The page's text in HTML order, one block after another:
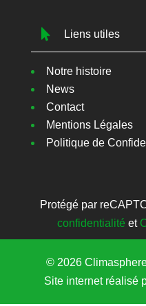
 Liens utiles
Notre histoire
News
Contact
Mentions Légales
Politique de
Protégé par
confidentialité et
© 2026
Site internet réalisé